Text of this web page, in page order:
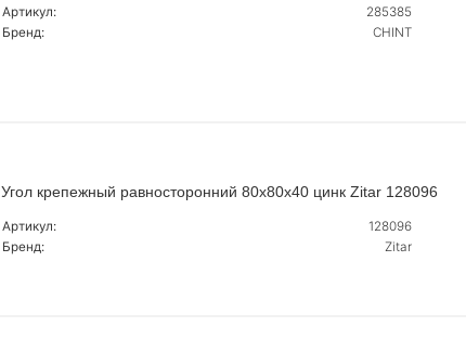
Артикул:
285385
Бренд:
CHINT
Угол крепежный равносторонний 80х80х40 цинк Zitar 128096
Артикул:
128096
Бренд:
Zitar